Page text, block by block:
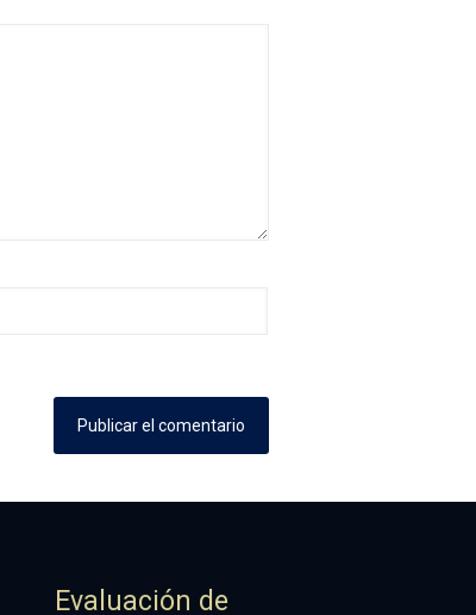
Evaluación de